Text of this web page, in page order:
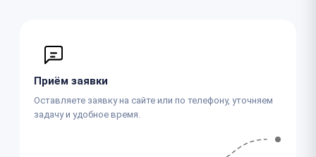
Приём заявки
Оставляете заявку на сайте или по телефону, уточняем
задачу и удобное время.